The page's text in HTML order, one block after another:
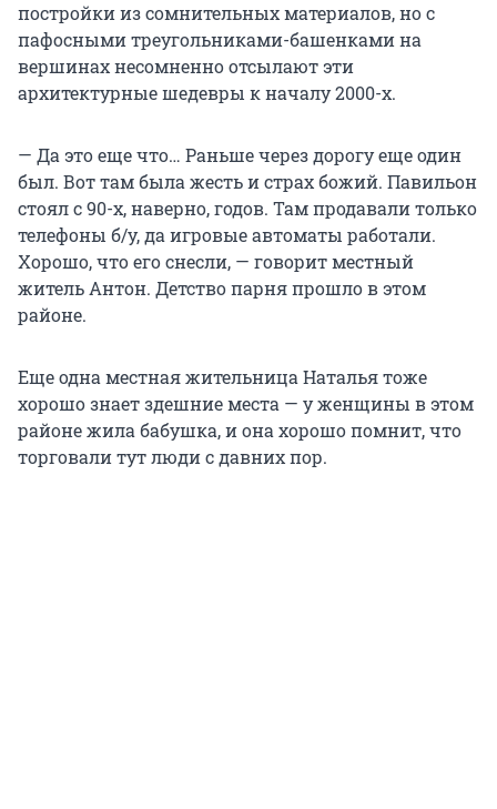
постройки из сомнительных материалов, но с
пафосными треугольниками-башенками на
вершинах несомненно отсылают эти
архитектурные шедевры к началу 2000-х.
— Да это еще что… Раньше через дорогу еще один
был. Вот там была жесть и страх божий. Павильон
стоял с 90-х, наверно, годов. Там продавали только
телефоны б/у, да игровые автоматы работали.
Хорошо, что его снесли, — говорит местный
житель Антон. Детство парня прошло в этом
районе.
Еще одна местная жительница Наталья тоже
хорошо знает здешние места — у женщины в этом
районе жила бабушка, и она хорошо помнит, что
торговали тут люди с давних пор.